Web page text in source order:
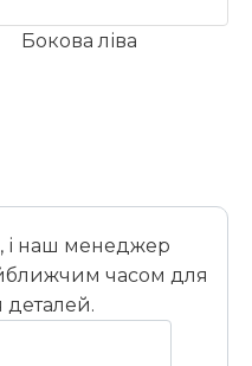
Бокова ліва
і наш менеджер
часом для
деталей.